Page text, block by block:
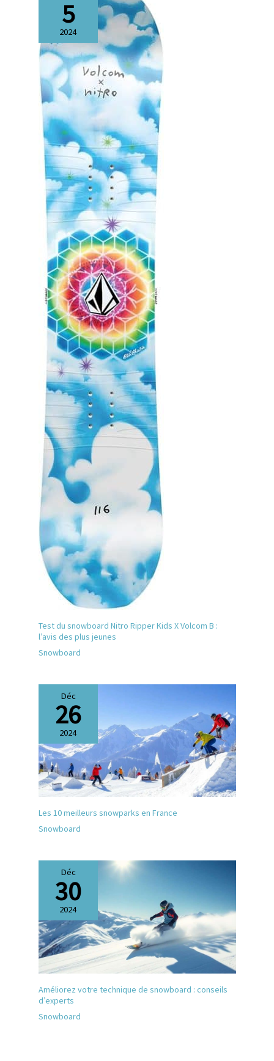
pour bottes taille 38-41, taille
: L pour bottes taille 41-44,
taille : XL pour bottes taille
44-47
5
2024
Test du snowboard Nitro Ripper Kids X Volcom B :
l’avis des plus jeunes
Snowboard
Déc
26
2024
Les 10 meilleurs snowparks en France
Snowboard
Déc
30
2024
Améliorez votre technique de snowboard : conseils
d’experts
Snowboard